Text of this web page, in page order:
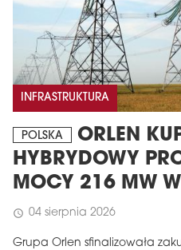
INFRASTRUKTURA
POLSKA
ORLEN
HYBRYDOWY
MOCY 216 MW
schedule 04 sierpnia 2026
Grupa Orlen sfinalizowała